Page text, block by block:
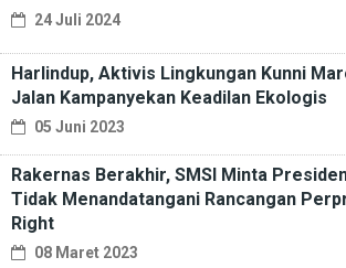
24 Juli 2024
Harlindup, Aktivis Lingkungan Kunni
Jalan Kampanyekan Keadilan Ekologis
05 Juni 2023
Rakernas Berakhir, SMSI Minta
Tidak Menandatangani Rancangan
Right
08 Maret 2023